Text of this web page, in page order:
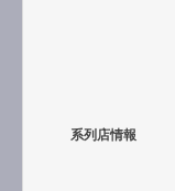
系列店情報